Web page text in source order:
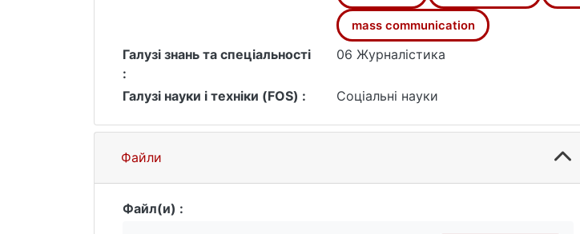
mass communication
Галузі знань та спеціальності
:
06 Журналістика
Галузі науки і техніки (FOS) : Соціальні науки
Файли
Файл(и) :